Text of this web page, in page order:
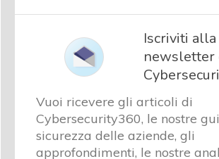
Iscriviti alla
newsletter
Vuoi ricevere gli articoli di
Cybersecurity360, le nostre
sicurezza delle aziende, gli
approfondimenti, le nostre